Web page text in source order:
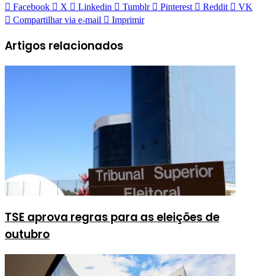
Facebook X Linkedin Tumblr Pinterest Reddit
VK
Compartilhar via e-mail
Imprimir
Artigos relacionados
TSE aprova regras para as eleições de
outubro